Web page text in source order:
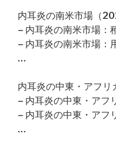
内耳炎の南米市場（
– 内耳炎の南米市場：
– 内耳炎の南米市場：
…
内耳炎の中東・アフ
– 内耳炎の中東・アフ
– 内耳炎の中東・アフ
…